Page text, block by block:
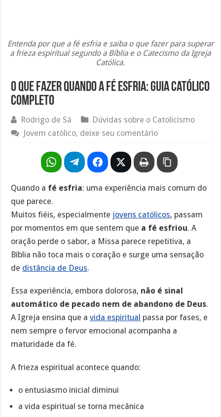
Entenda por que a fé esfria e saiba o que fazer para superar
a frieza espiritual segundo a Bíblia e o Catecismo da Igreja
Católica.
O que fazer quando a fé esfria: guia católico
completo
Rodrigo de Sá
Dúvidas sobre o Catolicismo
Jovem católico, deixe seu comentário
Quando a fé esfria: uma experiência mais comum do
que parece.
Muitos fiéis, especialmente jovens católicos, passam
por momentos em que sentem que a fé esfriou. A
oração perde o sabor, a Missa parece repetitiva, a
Bíblia não toca mais o coração e surge uma sensação
de distância de Deus.
Essa experiência, embora dolorosa, não é sinal
automático de pecado nem de abandono de Deus.
A Igreja ensina que avida espiritual passa por fases, e
nem sempre o fervor emocional acompanha a
maturidade da fé.
A frieza espiritual acontece quando:
o entusiasmo inicial diminui
a vida espiritual se torna mecânica